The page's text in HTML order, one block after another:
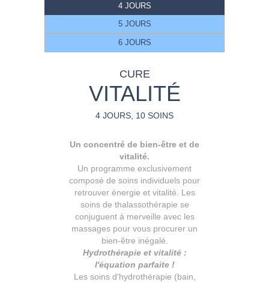
4 JOURS
5 JOURS
6 JOURS
CURE
VITALITÉ
4 JOURS, 10 SOINS
Un concentré de bien-être et de
vitalité.
Un programme exclusivement
composé de soins individuels pour
retrouver énergie et vitalité. Les
soins de thalassothérapie se
conjuguent à merveille avec les
massages pour vous procurer un
bien-être inégalé.
Hydrothérapie et vitalité :
l'équation parfaite !
Les soins d'hydrothérapie (bain,